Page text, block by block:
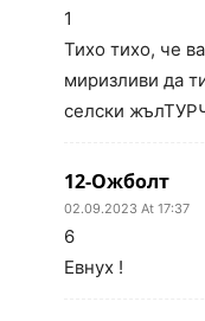
1
Тихо тихо, че
миризливи да
селски
12-Ожболт
02.09.2023 At 17:37
6
Евнух !